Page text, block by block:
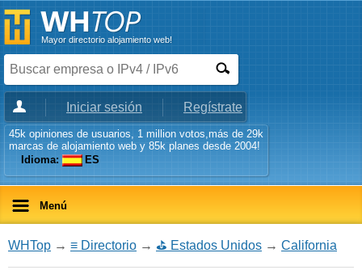
Mayor directorio alojamiento web!
Iniciar sesión Regístrate
45k opiniones de usuarios, 1 million votos,más de 29k
marcas de alojamiento web y 85k planes desde 2004!
Idioma:
ES
Menú
WHTop → ≡ Directorio → ⛳ Estados Unidos → California